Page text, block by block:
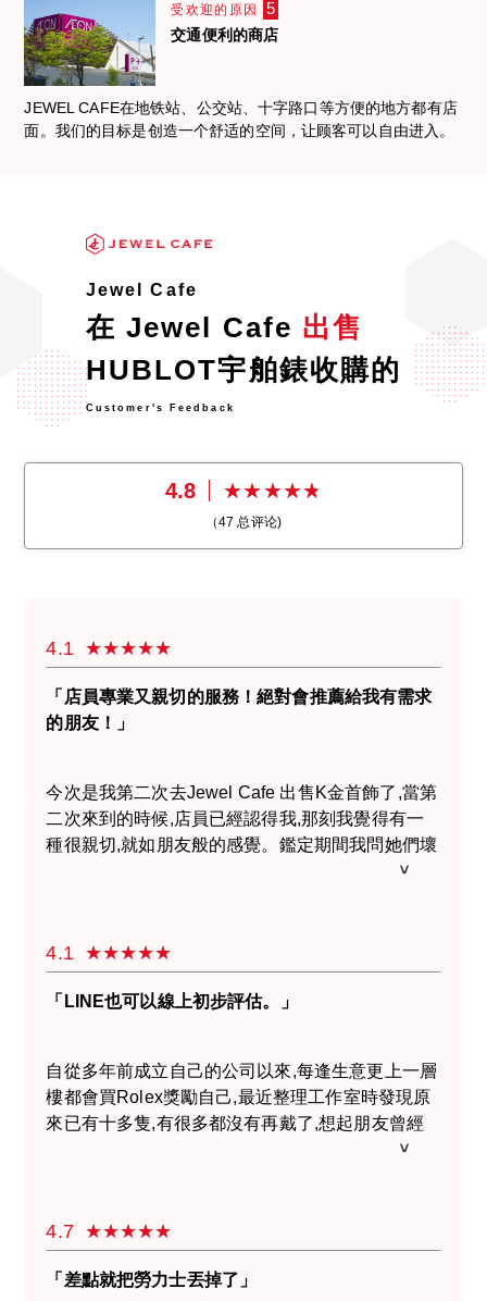
受欢迎的原因 5
交通便利的商店
JEWEL CAFE在地铁站、公交站、十字路口等方便的地方都有店
面。我们的目标是创造一个舒适的空间，让顾客可以自由进入。
Jewel Cafe
在 Jewel Cafe 出售
HUBLOT宇舶錶收購的
Customer's Feedback
4.8
（47 总评论)
4.1
「店員專業又親切的服務！絕對會推薦給我有需求
的朋友！」
今次是我第二次去Jewel Cafe 出售K金首飾了,當第
二次來到的時候,店員已經認得我,那刻我覺得有一
種很親切,就如朋友般的感覺。鑑定期間我問她們壞
了的勞力士手錶可以回收嗎?剛巧包包裡有1隻舊勞
日常生活的鎖碎事,讓我很開心和滿意。回家都要找
找有沒有不要的東西可以帶到Jewel Cafe 出售,而
女兒不要的名牌包包,下次都會帶去Jewel Cafe 鑑
4.1
「LINE也可以線上初步評估。」
自從多年前成立自己的公司以來,每逢生意更上一層
樓都會買Rolex獎勵自己,最近整理工作室時發現原
來已有十多隻,有很多都沒有再戴了,想起朋友曾經
提過去Jewel Cafe賣錶的事便在網上搜尋了一下。
我挑了四隻Rolex試著問價格,隔天已收到Jewel
Cafe的回覆,價錢非常不錯,幾個步驟便可以得到大
約價格,真的很方便。其中兩隻我真的不會再戴了,
4.7
「差點就把勞力士丟掉了」